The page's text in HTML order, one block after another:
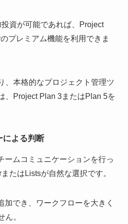
資が可能であれば、Project
プレミアム機能を利用できま
、本格的なプロジェクト管理ツ
、Project Plan 3またはPlan 5を
による判断
ームコミュニケーションを行っ
たはListsが自然な選択です。
加でき、ワークフローを大きく
ん。